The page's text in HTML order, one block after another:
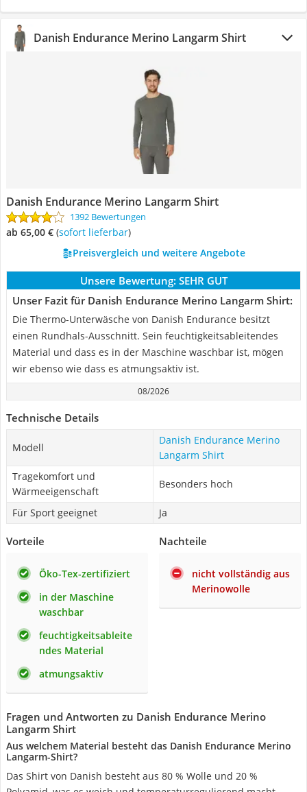
Danish Endurance Merino Langarm Shirt
Danish Endurance Merino Langarm Shirt
1392 Bewertungen
ab 65,00 € ( Sofort lieferbar)
Preisvergleich und weitere Angebote
Unsere Bewertung: SEHR GUT
Unser Fazit für Danish Endurance Merino Langarm Shirt:
Die Thermo-Unterwäsche von Danish Endurance besitzt
einen Rundhals-Ausschnitt. Sein feuchtigkeitsableitendes
Material und dass es in der Maschine waschbar ist, mögen
wir ebenso wie dass es atmungsaktiv ist.
08/2026
Technische Details
Modell
Danish Endurance Merino
Langarm Shirt
Tragekomfort und
Wärmeeigenschaft
Besonders hoch
Für Sport geeignet Ja
Vorteile
Öko-Tex-zertifiziert
in der Maschine
waschbar
feuchtigkeitsableite
ndes Material
atmungsaktiv
Nachteile
nicht vollständig aus
Merinowolle
Fragen und Antworten zu Danish Endurance Merino
Langarm Shirt
Aus welchem Material besteht das Danish Endurance Merino
Langarm-Shirt?
Das Shirt von Danish besteht aus 80 % Wolle und 20 %